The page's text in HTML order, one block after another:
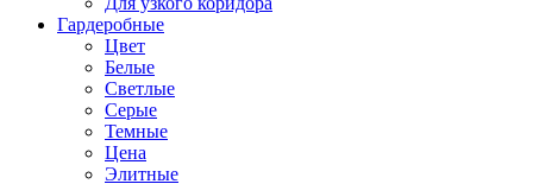
Гардеробные
Цвет
Белые
Светлые
Серые
Темные
Цена
Элитные